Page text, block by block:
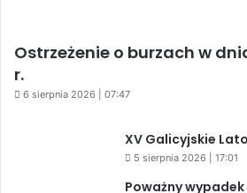
Ostrzeżenie o burzach w
r.
6 sierpnia 2026 | 07:47
XV Galicyjskie
5 sierpnia 2026 | 17:01
Poważny wypadek